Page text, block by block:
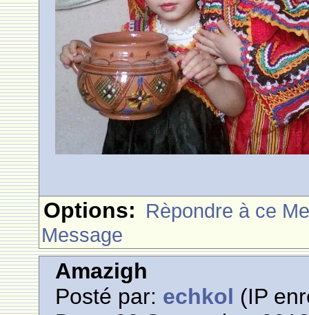
Options: Rèpondre à ce
Message
Amazigh
Posté par: echkol (IP